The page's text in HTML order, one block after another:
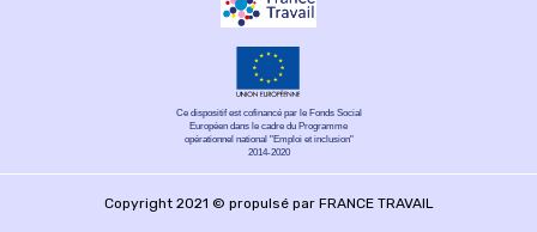
Ce dispositif est cofinancé par le Fonds Social
Européen dans le cadre du Programme
opérationnel national "Emploi et inclusion"
2014-2020
Copyright 2021 © propulsé par FRANCE TRAVAIL